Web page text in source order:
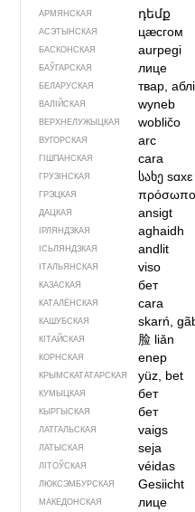
АРМЯНСКАЯ դեմք
АСЭТЫНСКАЯ цӕсгом
БАСКОНСКАЯ aurpegi
БАЎГАРСКАЯ лице
БЕЛАРУСКАЯ твар,
ВАЛІЙСКАЯ wyneb
ВЕРХНЕЛУЖЫЦКАЯ wobličo
ВУГОРСКАЯ arc
ГІШПАНСКАЯ cara
ГРУЗІНСКАЯ სახეsɑxɛ
ГРЭЦКАЯ πρόσωπο
ДАЦКАЯ ansigt
ІРЛЯНДЗКАЯ aghaidh
ІСЬЛЯНДЗКАЯ andlit
ІТАЛЬЯНСКАЯ viso
КАЗАСКАЯ бет
КАТАЛЁНСКАЯ cara
КАШУБСКАЯ skarń,
КІТАЙСКАЯ 脸 liǎn
КОРНСКАЯ enep
КРЫМСКАТАТАРСКАЯ yüz, bet
КУМЫЦКАЯ бет
КЫРГЫСКАЯ бет
ЛАТГАЛЬСКАЯ vaigs
ЛАТЫСКАЯ seja
ЛІТОЎСКАЯ véidas
ЛЮКСЭМБУРСКАЯ Gesiicht
МАКЕДОНСКАЯ лице